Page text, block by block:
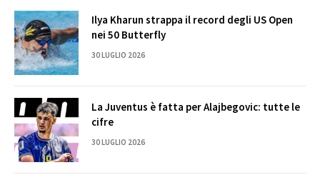
Ilya Kharun strappa il record degli US Open
nei 50 Butterfly
30 LUGLIO 2026
La Juventus è fatta per Alajbegovic: tutte le
cifre
30 LUGLIO 2026